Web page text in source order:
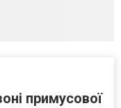
примусової